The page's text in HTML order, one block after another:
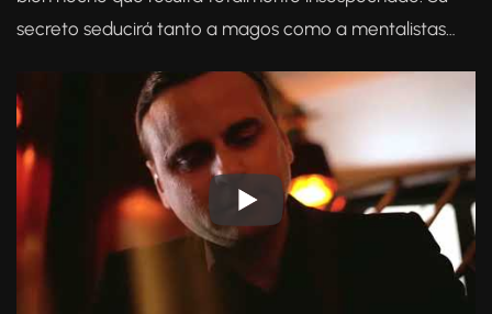
secreto seducirá tanto a magos como a mentalistas…